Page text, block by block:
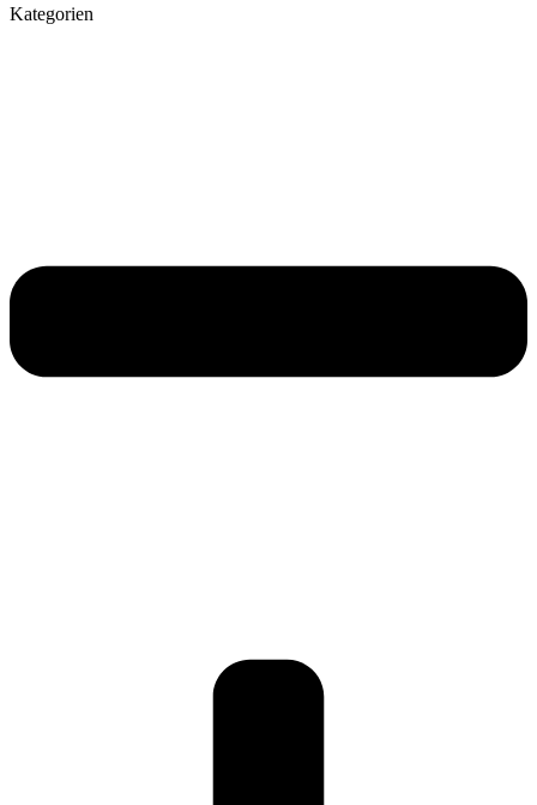
Kategorien